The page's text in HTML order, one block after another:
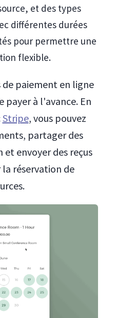
et des types
différentes durées
pour permettre une
flexible.
paiement en ligne
payer à l'avance. En
Stripe, vous pouvez
partager des
envoyer des reçus
réservation de